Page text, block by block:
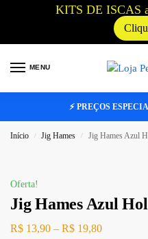
KITS DE ISCAS
MENU
⚡ PREÇOS
Início / Jig Hames / Jig Hames Azul
Oferta!
Jig Hames Azul
R$ 13,90 – R$ 19,80